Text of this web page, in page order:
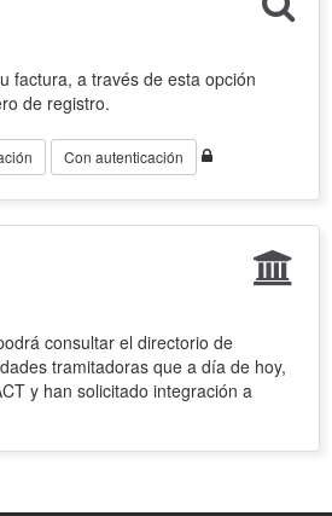
factura, a través de esta opción
de registro.
Con autenticación
consultar el directorio de
tramitadoras que a día de hoy,
y han solicitado integración a